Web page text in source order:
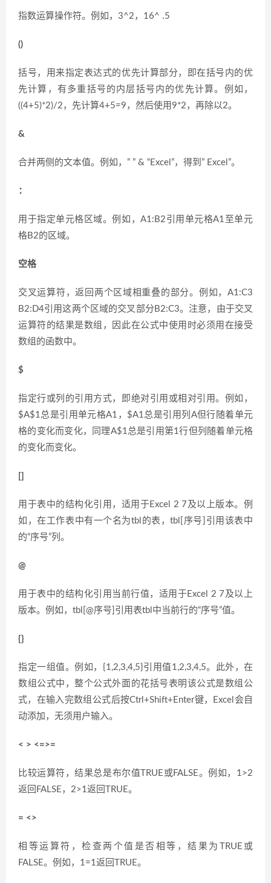
指数运算操作符。例如，3^2，16^ .5
()
括号，用来指定表达式的优先计算部分，即在括号内的优
先计算，有多重括号的内层括号内的优先计算。例如，
((4+5)*2)/2，先计算4+5=9，然后使用9*2，再除以2。
&
合并两侧的文本值。例如，” ” & “Excel”，得到” Excel”。
：
用于指定单元格区域。例如，A1:B2引用单元格A1至单元
格B2的区域。
空格
交叉运算符，返回两个区域相重叠的部分。例如，A1:C3
B2:D4引用这两个区域的交叉部分B2:C3。注意，由于交叉
运算符的结果是数组，因此在公式中使用时必须用在接受
数组的函数中。
$
指定行或列的引用方式，即绝对引用或相对引用。例如，
$A$1总是引用单元格A1，$A1总是引用列A但行随着单元
格的变化而变化，同理A$1总是引用第1行但列随着单元格
的变化而变化。
[]
用于表中的结构化引用，适用于Excel 2 7及以上版本。例
如，在工作表中有一个名为tbl的表，tbl[序号]引用该表中
的“序号”列。
@
用于表中的结构化引用当前行值，适用于Excel 2 7及以上
版本。例如，tbl[@序号]引用表tbl中当前行的“序号”值。
{}
指定一组值。例如，{1,2,3,4,5}引用值1,2,3,4,5。此外，在
数组公式中，整个公式外面的花括号表明该公式是数组公
式，在输入完数组公式后按Ctrl+Shift+Enter键，Excel会自
动添加，无须用户输入。
< > <=>=
比较运算符，结果总是布尔值TRUE或FALSE。例如，1>2
返回FALSE，2>1返回TRUE。
= <>
相等运算符，检查两个值是否相等，结果为TRUE或
FALSE。例如，1=1返回TRUE。